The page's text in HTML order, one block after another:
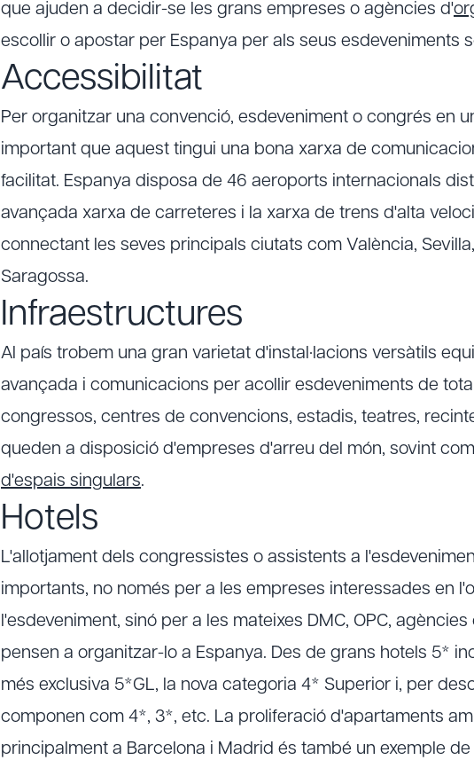
que ajuden a decidir-se les grans empreses o agències d'
escollir o apostar per Espanya per als seus esdeveniments
Accessibilitat
Per organitzar una convenció, esdeveniment o congrés en
important que aquest tingui una bona xarxa de
facilitat. Espanya disposa de 46 aeroports internacionals
avançada xarxa de carreteres i la xarxa de trens d'alta
connectant les seves principals ciutats com València,
Saragossa.
Infraestructures
Al país trobem una gran varietat d'instal·lacions versàtils
avançada i comunicacions per acollir esdeveniments de
congressos, centres de convencions, estadis, teatres,
queden a disposició d'empreses d'arreu del món, sovint
d'espais singulars.
Hotels
L'allotjament dels congressistes o assistents a
importants, no només per a les empreses interessades en
l'esdeveniment, sinó per a les mateixes DMC, OPC,
pensen a organitzar-lo a Espanya. Des de grans hotels 5*
més exclusiva 5*GL, la nova categoria 4* Superior i, per
componen com 4*, 3*, etc. La proliferació d'apartaments
principalment a Barcelona i Madrid és també un exemple